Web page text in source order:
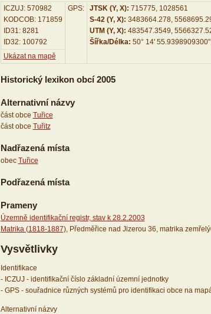
ICZUJ: 570982
KODCOB: 171859
ID31: 8281
ID32: 100792
GPS: JTSK (Y, X): 715775, 1028561
S-42 (Y, X): 3483664.278,
UTM (Y, X): 483547.3549,
Šířka/Délka: 50° 14'
Ukázat na mapě
Historický lexikon obcí 2005
Alternativní názvy
část obce Tuřice
část obce Tuřitz
Nadřazená místa
obec Tuřice
Podřazená místa
Prameny
Územně identifikační registr, stav k 28.2.2003
Matrika (1818-1887), Předměřice nad Jizerou 36, matrika
Vysvětlivky
Identifikace
- ICZUJ - identifikační číslo základní územní jednotky
- GPS - souřadnice různých systémů pro identifikaci obce na
Alternativní názvy